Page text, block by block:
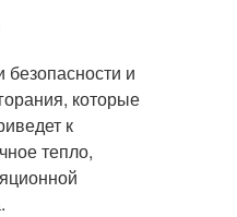
и
которые
к
тепло,